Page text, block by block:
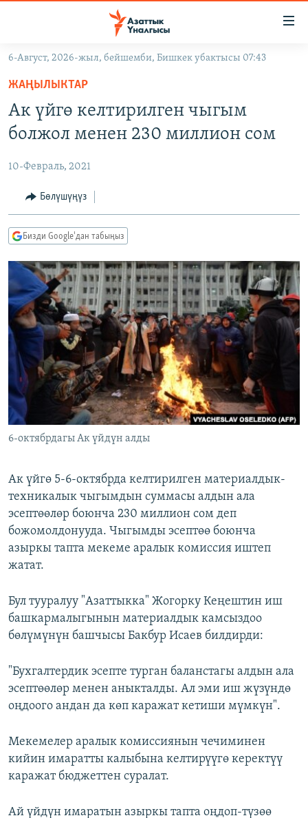
Навигацияга
өтүңүз
Издөөгө
салыңызКЫРГЫЗСТАН
ЭКОНОМИКА
МАДАНИЯТ
ДҮЙНӨ
БОРБОР АЗИЯ
АТАЙЫН ИЛИКТӨӨ
ТВ ПРОГРАММАЛАР
ЭКСПЕРТТЕР ТАЛДАЙТ
БИЗ ЖАНА ДҮЙНӨ
ДАНИСТЕ
ЭЖЕ-СИҢДИЛЕР
АЗАТТЫК+
ЫҢГАЙСЫЗ СУРООЛОР
ӨЗГӨЧӨ ПИКИР
Русский
ОНЛАЙН ШЕРИНЕ
ЭЕ/АРнун бардык сайттары
6-Август, 2026-жыл, бейшемби, Бишкек убактысы 07:43
ЖАҢЫЛЫКТАР
Ак үйгө келтирилген чыгым
болжол менен 230 миллион сом
10-Февраль, 2021
Бөлүшүңүз
Бизди Google'дан табыңыз
6-октябрдагы Ак үйдүн алды
Ак үйгө 5-6-октябрда келтирилген материалдык-
техникалык чыгымдын суммасы алдын ала
эсептөөлөр боюнча 230 миллион сом деп
божомолдонууда. Чыгымды эсептөө боюнча
азыркы тапта мекеме аралык комиссия иштеп
жатат.
Бул тууралуу "Азаттыкка" Жогорку Кеңештин иш
башкармалыгынын материалдык камсыздоо
бөлүмүнүн башчысы Бакбур Исаев билдирди:
"Бухгалтердик эсепте турган баланстагы алдын ала
эсептөөлөр менен аныкталды. Ал эми иш жүзүндө
оңдоого андан да көп каражат кетиши мүмкүн".
Мекемелер аралык комиссиянын чечиминен
кийин имаратты калыбына келтирүүгө керектүү
каражат бюджеттен суралат.
Ай үйдүн имаратын азыркы тапта оңдоп-түзөө